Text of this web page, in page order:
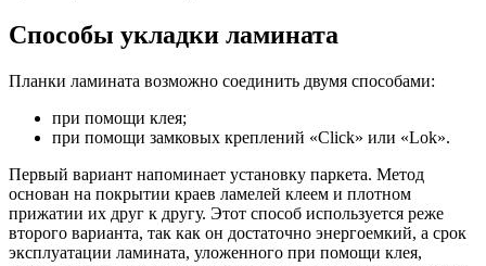
Способы укладки ламината
Планки ламината возможно соединить двумя способами:
при помощи клея;
при помощи замковых креплений «Click» или «Lok».
Первый вариант напоминает установку паркета. Метод
основан на покрытии краев ламелей клеем и плотном
прижатии их друг к другу. Этот способ используется реже
второго варианта, так как он достаточно энергоемкий, а срок
эксплуатации ламината, уложенного при помощи клея,